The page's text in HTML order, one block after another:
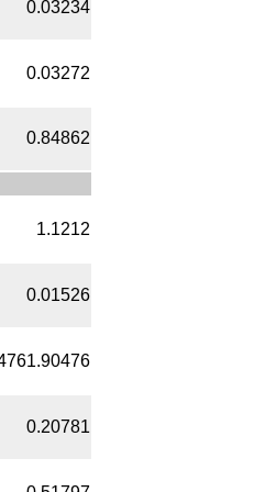
0.03234
0.03272
0.84862
1.1212
0.01526
0.20781